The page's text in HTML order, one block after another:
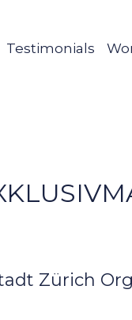
Testimonials
Zürich